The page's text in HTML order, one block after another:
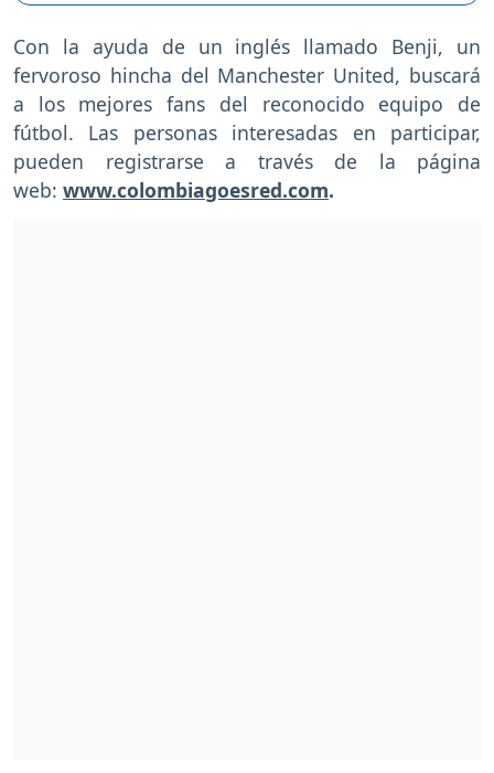
Con la ayuda de un inglés llamado Benji, un
fervoroso hincha del Manchester United, buscará
a los mejores fans del reconocido equipo de
fútbol. Las personas interesadas en participar,
pueden registrarse a través de la página
web: www.colombiagoesred.com.